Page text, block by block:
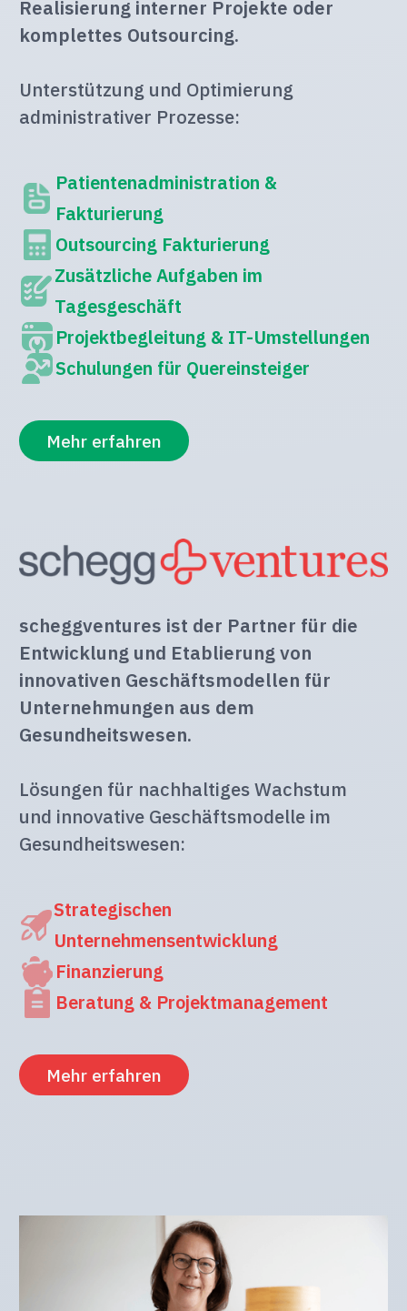
Realisierung interner Projekte oder
komplettes Outsourcing.
Unterstützung und Optimierung
administrativer Prozesse:
Patientenadministration &
Fakturierung
Outsourcing Fakturierung
Zusätzliche Aufgaben im
Tagesgeschäft
Projektbegleitung & IT-Umstellungen
Schulungen für Quereinsteiger
Mehr erfahren
scheggventures ist der Partner für die
Entwicklung und Etablierung von
innovativen Geschäftsmodellen für
Unternehmungen aus dem
Gesundheitswesen.
Lösungen für nachhaltiges Wachstum
und innovative Geschäftsmodelle im
Gesundheitswesen:
Strategischen
Unternehmensentwicklung
Finanzierung
Beratung & Projektmanagement
Mehr erfahren